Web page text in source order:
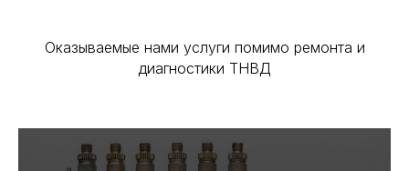
Оказываемые нами услуги помимо ремонта и
диагностики ТНВД